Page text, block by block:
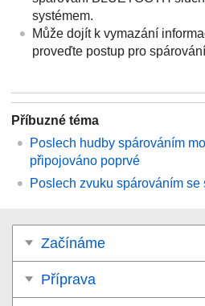
systémem.
Může dojít k vymazání
proveďte postup pro
Příbuzné téma
Poslech hudby spárováním
připojováno poprvé
Poslech zvuku spárováním se
Začínáme
Příprava